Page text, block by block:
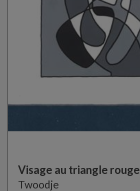
Visage au triangle rouge
Twoodje